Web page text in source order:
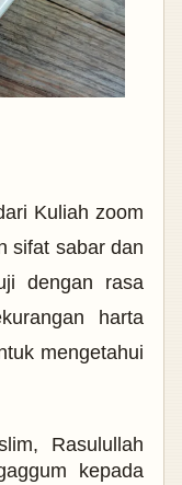
Kuliah zoom
sifat sabar dan
dengan rasa
harta
mengetahui
Rasulullah
kepada